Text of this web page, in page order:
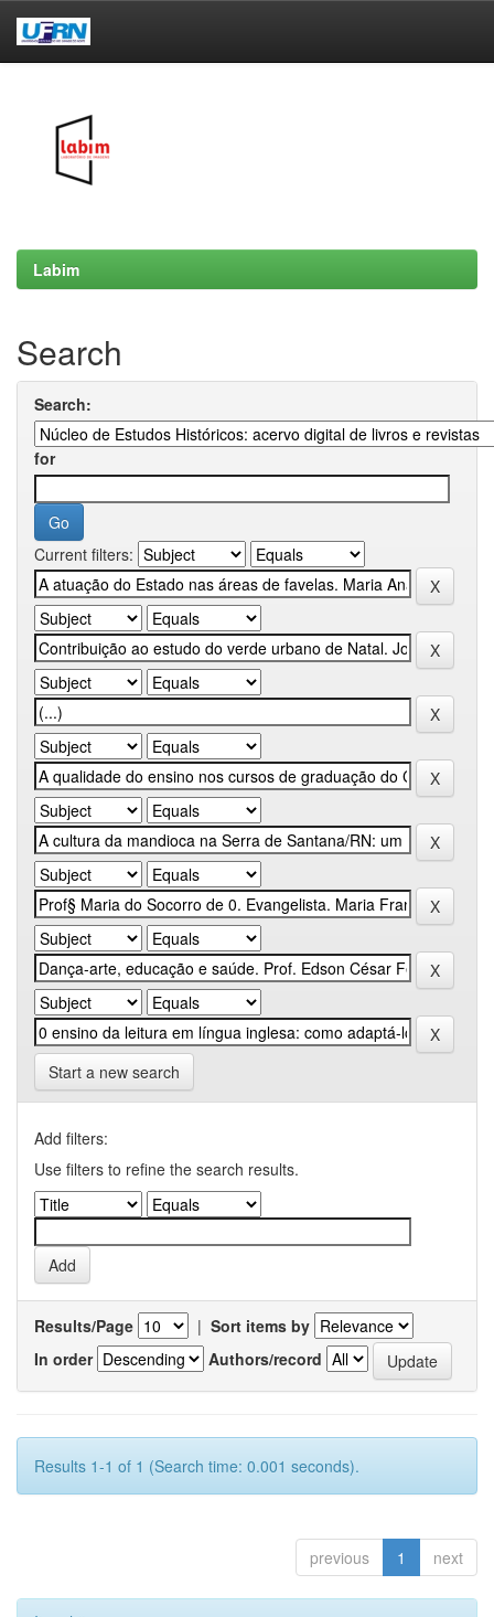
Labim
Search
Search:
for
Current filters:
Start a new search
Add filters:
Use filters to refine the search results.
Results/Page | Sort items by
In order
Authors/record
Results 1-1 of 1 (Search time: 0.001 seconds).
previous 1 next